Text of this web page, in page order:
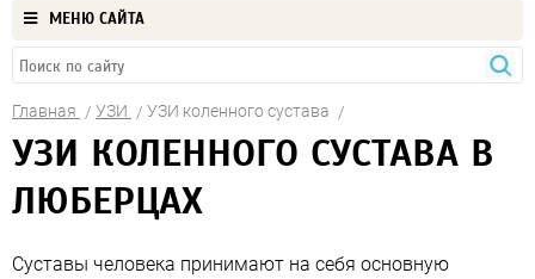
МЕНЮ САЙТА
Главная УЗИ УЗИ коленного сустава
УЗИ КОЛЕННОГО СУСТАВА В
ЛЮБЕРЦАХ
Суставы человека принимают на себя основную